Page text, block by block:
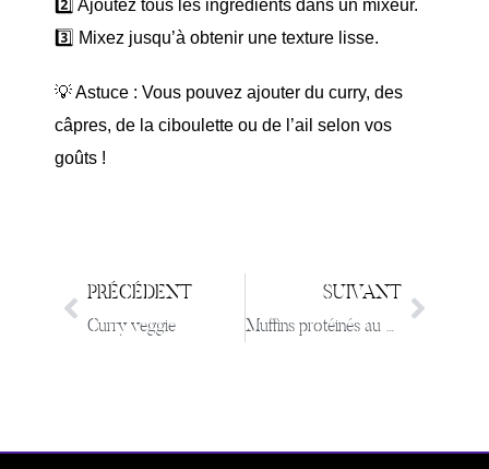
2️⃣ Ajoutez tous les ingrédients dans un mixeur.
3️⃣ Mixez jusqu’à obtenir une texture lisse.
💡 Astuce : Vous pouvez ajouter du curry, des
câpres, de la ciboulette ou de l’ail selon vos
goûts !
PRÉCÉDENT
Curry veggie
SUIVANT
Muffins protéinés au airfryer